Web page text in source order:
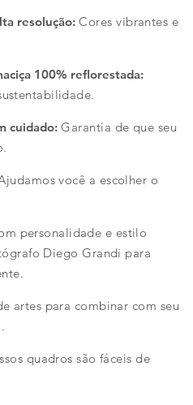
resolução: Cores vibrantes e
100% reflorestada:
cuidado: Garantia de que seu
você a escolher o
personalidade e estilo
Diego Grandi para
artes para combinar com seu
quadros são fáceis de